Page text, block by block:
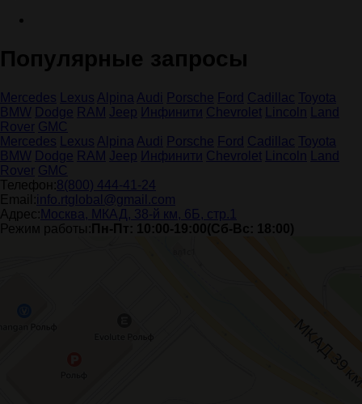
Популярные запросы
Mercedes Lexus Alpina Audi Porsche Ford Cadillac Toyota
BMW Dodge RAM Jeep Инфинити Chevrolet Lincoln
Land
Rover GMC
Mercedes
Lexus Alpina Audi Porsche Ford Cadillac Toyota
BMW Dodge RAM Jeep Инфинити Chevrolet Lincoln
Land
Rover GMC
Телефон:8(800) 444-41-24
Email: info.rtglobal@gmail.com
Адрес: Москва, МКАД, 38-й км, 6Б, стр.1
Режим работы: Пн-Пт: 10:00-19:00(Сб-Вс: 18:00)